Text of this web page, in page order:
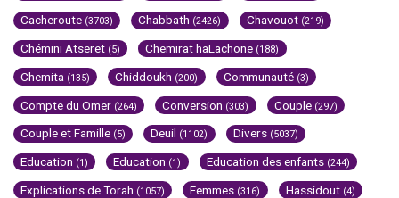
Cacheroute (3703) Chabbath (2426) Chavouot (219)
Chémini Atseret (5) Chemirat haLachone (188)
Chemita (135) Chiddoukh (200) Communauté (3)
Compte du Omer (264) Conversion (303) Couple (297)
Couple et Famille (5) Deuil (1102) Divers (5037)
Education (1) Education (1) Education des enfants (244)
Explications de Torah (1057) Femmes (316) Hassidout (4)